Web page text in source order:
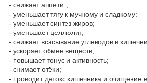
- снижает аппетит;
- уменьшает тягу к мучному и сладкому;
- уменьшает синтез жиров;
- уменьшает целлюлит;
- снижает всасывание углеводов в
- ускоряет обмен веществ;
- повышает тонус и активность;
- снимает отёки;
- проводит детокс кишечника и очищение